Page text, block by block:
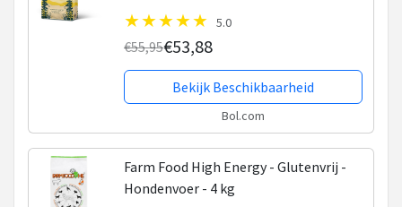
met vers vlees, groenten, fruit &
superfoods!
5.0
€55,95€53,88
Bekijk Beschikbaarheid
Bol.com
Farm Food High Energy - Glutenvrij -
Hondenvoer - 4 kg